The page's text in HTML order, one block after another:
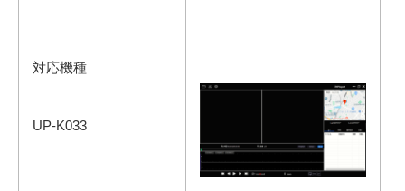
対応機種
UP-K033